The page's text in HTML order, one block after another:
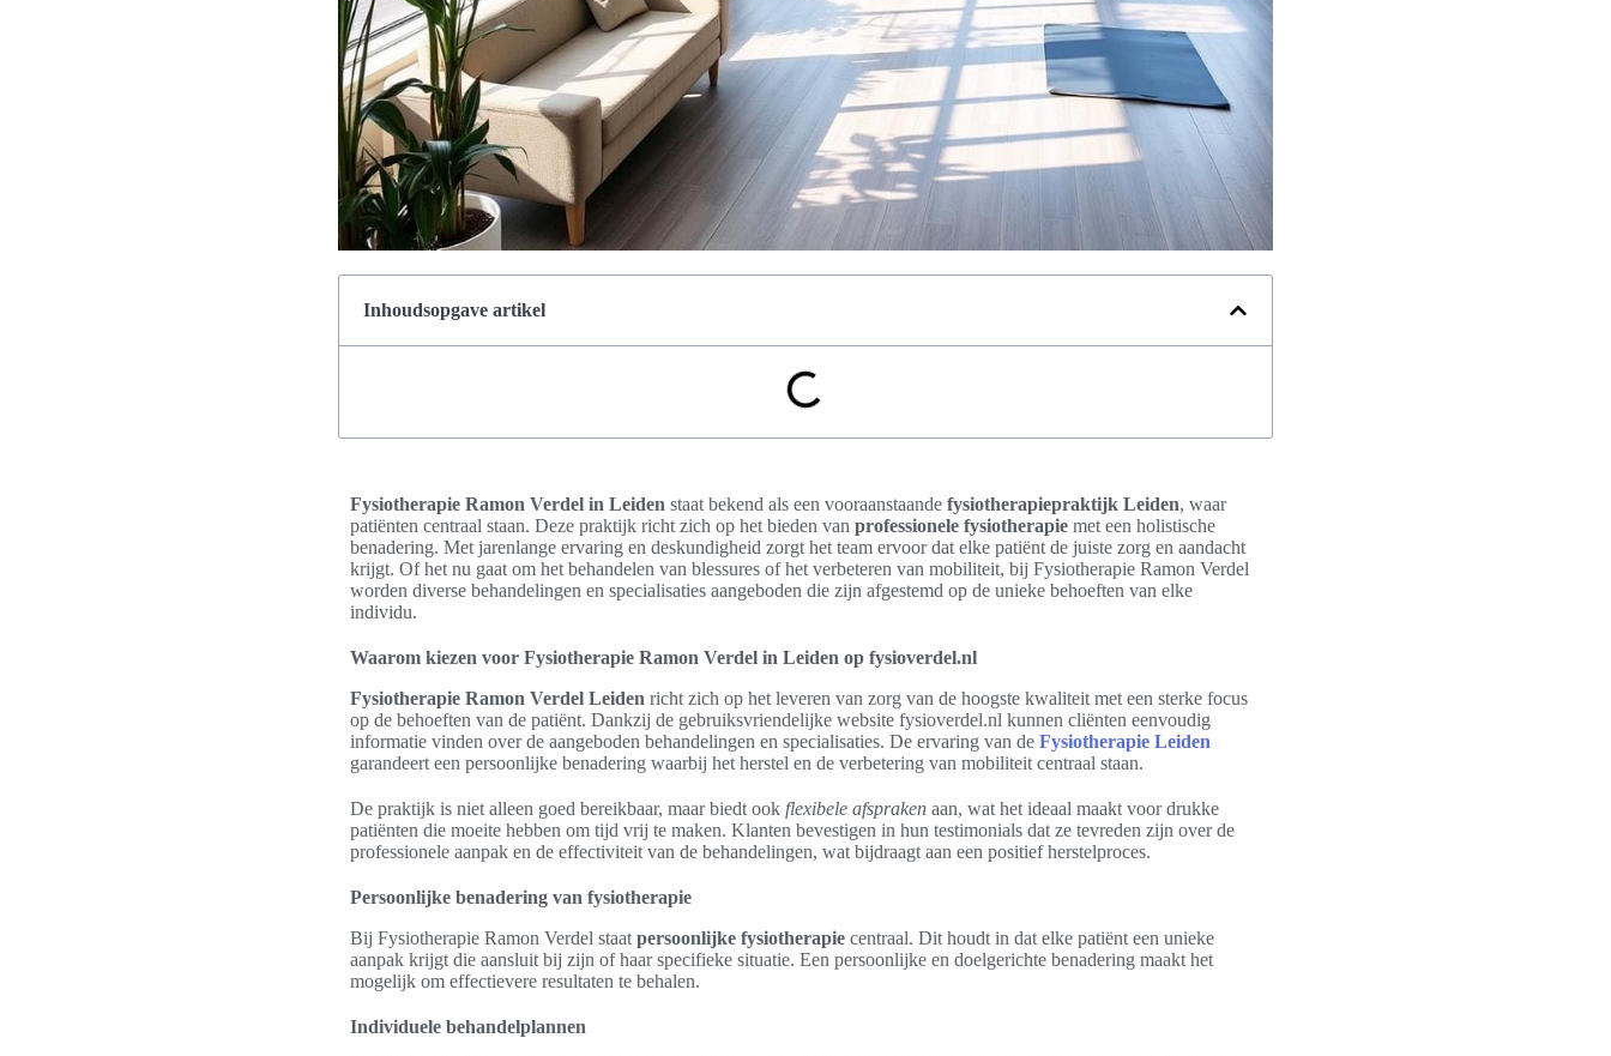
Inhoudsopgave artikel
Fysiotherapie Ramon Verdel in Leiden staat bekend als een vooraanstaande fysiotherapiepraktijk Leiden, waar
patiënten centraal staan. Deze praktijk richt zich op het bieden van professionele fysiotherapie met een holistische
benadering. Met jarenlange ervaring en deskundigheid zorgt het team ervoor dat elke patiënt de juiste zorg en aandacht
krijgt. Of het nu gaat om het behandelen van blessures of het verbeteren van mobiliteit, bij Fysiotherapie Ramon Verdel
worden diverse behandelingen en specialisaties aangeboden die zijn afgestemd op de unieke behoeften van elke
individu.
Waarom kiezen voor Fysiotherapie Ramon Verdel in Leiden op fysioverdel.nl
Fysiotherapie Ramon Verdel Leiden richt zich op het leveren van zorg van de hoogste kwaliteit met een sterke focus
op de behoeften van de patiënt. Dankzij de gebruiksvriendelijke website fysioverdel.nl kunnen cliënten eenvoudig
informatie vinden over de aangeboden behandelingen en specialisaties. De ervaring van de Fysiotherapie Leiden
garandeert een persoonlijke benadering waarbij het herstel en de verbetering van mobiliteit centraal staan.
De praktijk is niet alleen goed bereikbaar, maar biedt ook flexibele afspraken aan, wat het ideaal maakt voor drukke
patiënten die moeite hebben om tijd vrij te maken. Klanten bevestigen in hun testimonials dat ze tevreden zijn over de
professionele aanpak en de effectiviteit van de behandelingen, wat bijdraagt aan een positief herstelproces.
Persoonlijke benadering van fysiotherapie
Bij Fysiotherapie Ramon Verdel staat persoonlijke fysiotherapie centraal. Dit houdt in dat elke patiënt een unieke
aanpak krijgt die aansluit bij zijn of haar specifieke situatie. Een persoonlijke en doelgerichte benadering maakt het
mogelijk om effectievere resultaten te behalen.
Individuele behandelplannen